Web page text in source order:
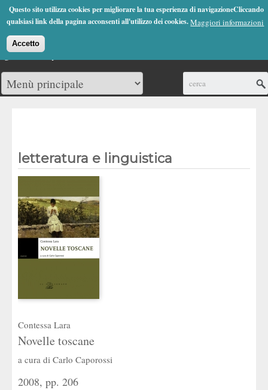
Questo sito utilizza cookies per migliorare la tua esperienza di navigazioneCliccando
qualsiasi link della pagina acconsenti all'utilizzo dei cookies.Maggiori informazioni
Accetto
Jump to Navigation
(0)
letteratura e linguistica
Contessa Lara
Novelle toscane
a cura di Carlo Caporossi
2008, pp. 206